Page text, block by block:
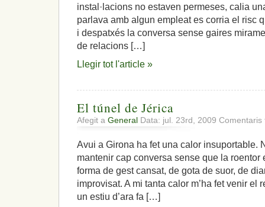
instal·lacions no estaven permeses, calia
parlava amb algun empleat es corria el risc
i despatxés la conversa sense gaires
de relacions […]
Llegir tot l'article »
El túnel de Jérica
Afegit a General Data: jul. 23rd, 2009 Comentaris
Avui a Girona ha fet una calor insuportable.
mantenir cap conversa sense que la
forma de gest cansat, de gota de suor, de
improvisat. A mi tanta calor m’ha fet venir el
un estiu d’ara fa […]